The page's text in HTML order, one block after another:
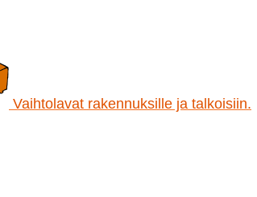
tuotteen
Vaihtolavat rakennuksille ja talkoisiin.